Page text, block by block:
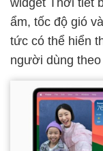
widget Thời tiết
ẩm, tốc độ gió
tức có thể hiển
người dùng theo